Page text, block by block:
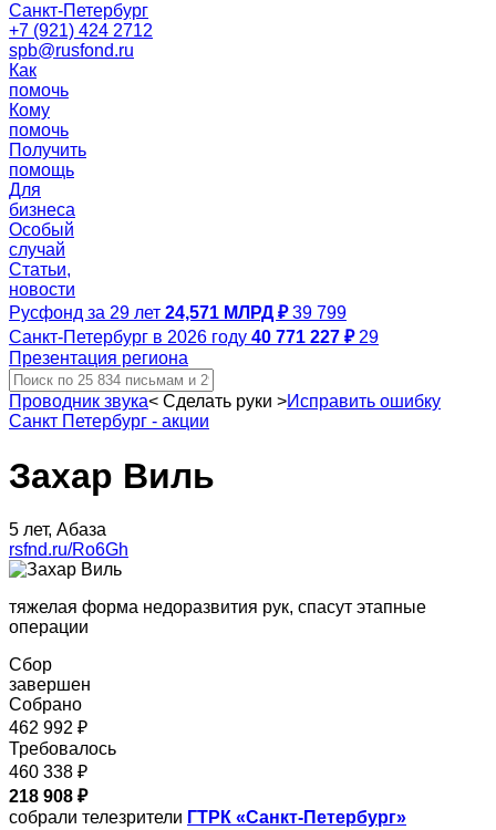
Санкт-Петербург
+7 (921) 424 2712
spb@rusfond.ru
Как
помочь
Кому
помочь
Получить
помощь
Для
бизнеса
Особый
случай
Статьи,
новости
Русфонд за 29 лет 24,571 МЛРД ₽ 39 799
Санкт-Петербург в 2026 году 40 771 227 ₽ 29
Презентация региона
Проводник звука< Сделать руки >Исправить ошибку
Санкт Петербург - акции
Захар Виль
5 лет, Абаза
rsfnd.ru/Ro6Gh
тяжелая форма недоразвития рук, спасут этапные
операции
Сбор
завершен
Собрано
462 992 ₽
Требовалось
460 338 ₽
218 908 ₽
собрали телезрители ГТРК «Санкт-Петербург»